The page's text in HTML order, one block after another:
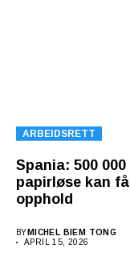
ARBEIDSRETT
Spania: 500 000
papirløse kan få
opphold
BY MICHEL BIEM TONG
APRIL 15, 2026